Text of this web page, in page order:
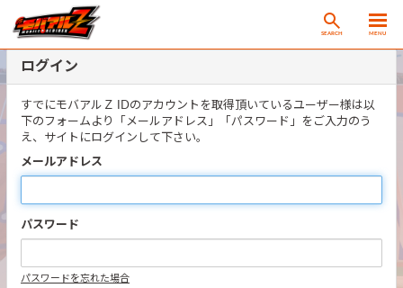
SEARCH MENU
ログイン
すでにモバアルＺ IDのアカウントを取得頂いているユーザー様は以
下のフォームより「メールアドレス」「パスワード」をご入力のう
え、サイトにログインして下さい。
メールアドレス
パスワード
パスワードを忘れた場合